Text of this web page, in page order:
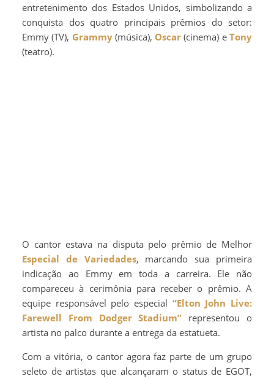
entretenimento dos Estados Unidos, simbolizando a
conquista dos quatro principais prêmios do setor:
Emmy (TV), Grammy(música), Oscar (cinema) eTony
(teatro).
O cantor estava na disputa pelo prêmio de Melhor
Especial de Variedades, marcando sua primeira
indicação ao Emmy em toda a carreira. Ele não
compareceu à cerimônia para receber o prêmio. A
equipe responsável pelo especial “Elton John Live:
Farewell From Dodger Stadium” representou o
artista no palco durante a entrega da estatueta.
Com a vitória, o cantor agora faz parte de um grupo
seleto de artistas que alcançaram o status de EGOT,